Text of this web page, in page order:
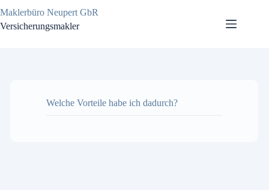
Inhalt
springen
Maklerbüro Neupert GbR
Versicherungsmakler
Welche Vorteile habe ich dadurch?